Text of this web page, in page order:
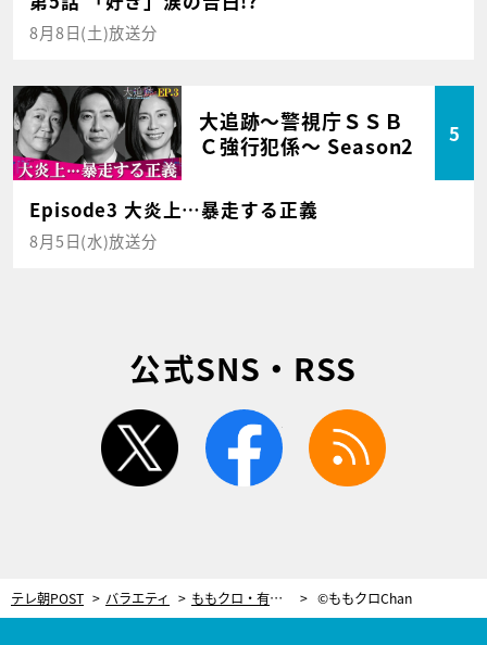
8月8日(土)放送分
大追跡～警視庁ＳＳＢ
Ｃ強行犯係～ Season2
5
Episode3 大炎上…暴走する正義
8月5日(水)放送分
公式SNS・RSS
twitter facebook
テレ朝POST バラエティ ももクロ・有安杏果ソロコンサート特集＆こってりパトロールin長野 ©ももクロChan